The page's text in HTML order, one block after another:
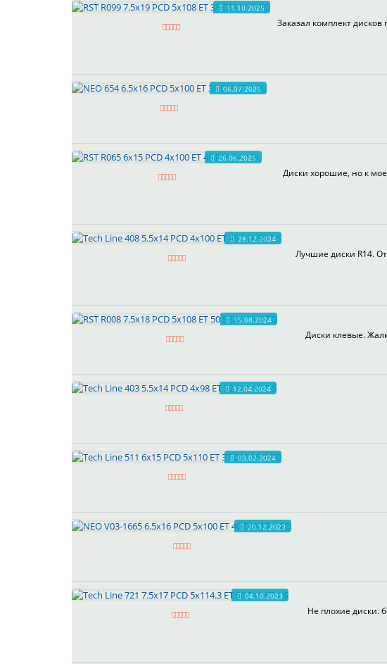
11.10.2025
Заказал комплект
06.07.2025
26.06.2025
Диски хорошие, но к
28.12.2024
Лучшие диски R14.
15.08.2024
Диски клевые.
12.04.2024
03.02.2024
20.12.2023
04.10.2023
Не плохие диски.